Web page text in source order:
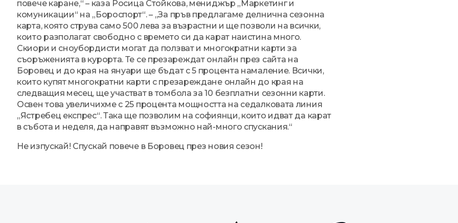
повече каране,“ – каза Росица Стойкова, мениджър „Маркетинг и
комуникации“ на „Бороспорт“. – „За пръв предлагаме делнична сезонна
карта, която струва само 500 лева за възрастни и ще позволи на всички,
които разполагат свободно с времето си да карат наистина много.
Скиори и сноубордисти могат да ползват и многократни карти за
съоръженията в курорта. Те се презареждат онлайн през сайта на
Боровец и до края на януари ще бъдат с 5 процента намаление. Всички,
които купят многократни карти с презареждане онлайн до края на
следващия месец, ще участват в томбола за 10 безплатни сезонни карти.
Освен това увеличихме с 25 процента мощността на седалковата линия
„Ястребец експрес“. Така ще позволим на софиянци, които идват да карат
в събота и неделя, да направят възможно най-много спускания.“
Не изпускай! Спускай повече в Боровец през новия сезон!